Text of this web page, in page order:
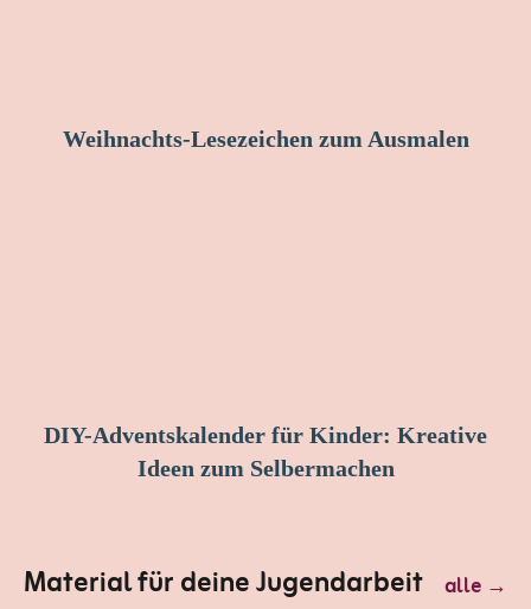
Weihnachts-Lesezeichen zum Ausmalen
DIY-Adventskalender für Kinder: Kreative
Ideen zum Selbermachen
Material für deine Jugendarbeit alle →